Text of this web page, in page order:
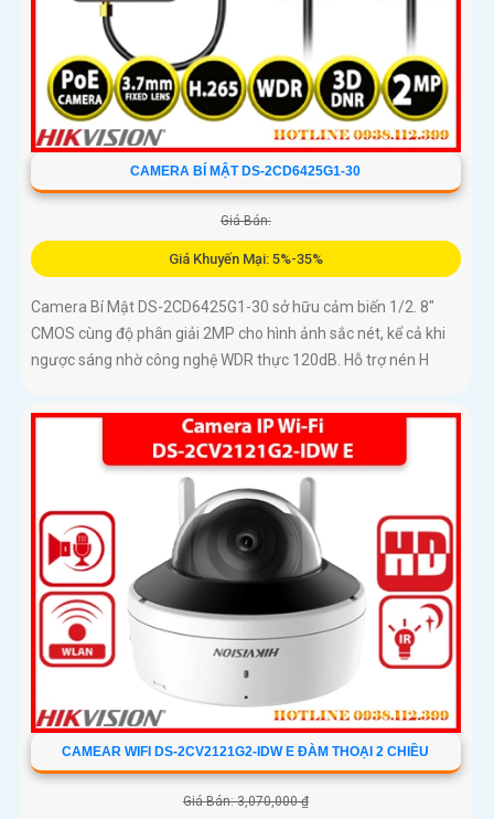
CAMERA BÍ MẬT DS-2CD6425G1-30
Giá Bán:
Giá Khuyến Mại: 5%-35%
Camera Bí Mật DS-2CD6425G1-30 sở hữu cảm biến 1/2. 8"
CMOS cùng độ phân giải 2MP cho hình ảnh sắc nét, kể cả khi
ngược sáng nhờ công nghệ WDR thực 120dB. Hỗ trợ nén H
CAMEAR WIFI DS-2CV2121G2-IDW E ĐÀM THOẠI 2 CHIỀU
Giá Bán: 3,070,000 ₫